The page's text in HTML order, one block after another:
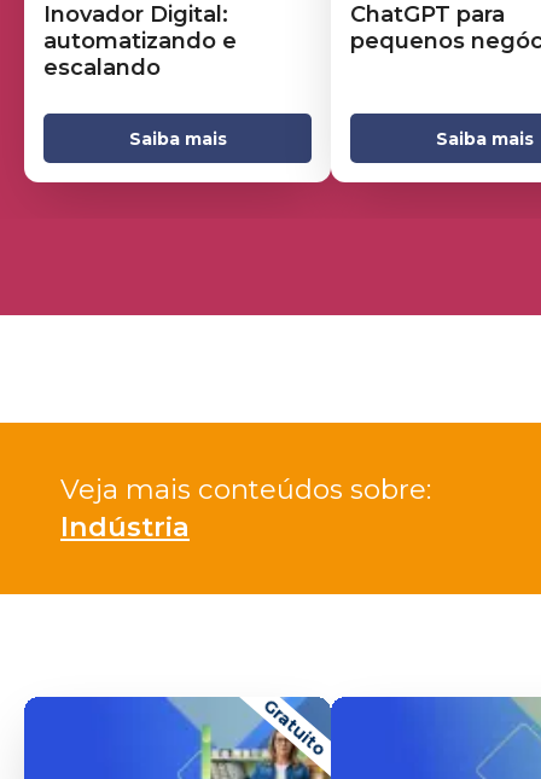
Inovador Digital:
automatizando e
escalando
Saiba mais
ChatGPT para
pequenos
Saiba mais
Indústria
Gratuito